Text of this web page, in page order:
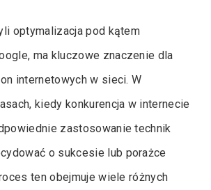
optymalizacja pod kątem
ma kluczowe znaczenie dla
internetowych w sieci. W
kiedy konkurencja w internecie
zastosowanie technik
o sukcesie lub porażce
ten obejmuje wiele różnych